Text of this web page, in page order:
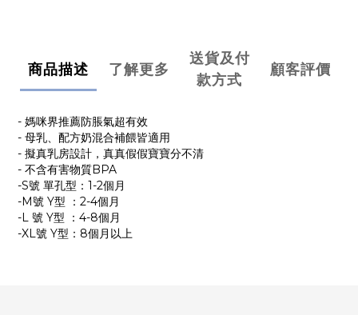
商品描述 了解更多
送貨及付
款方式
顧客評價
- 媽咪界推薦防脹氣超有效
- 母乳、配方奶混合補餵皆適用
- 擬真乳房設計，真真假假寶寶分不清
- 不含有害物質BPA
-S號 單孔型：1-2個月
-M號 Y型 ：2-4個月
-L 號 Y型 ：4-8個月
-XL號 Y型：8個月以上